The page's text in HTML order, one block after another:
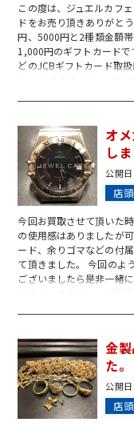
この度は、ジュエルカフ
ドをお売り頂きありがと
円、5000円と2種類金額
1,000円のギフトカード
どのJCBギフトカード取
す。 さまざまなシーン
としても選ばれやすいの
じめ、全国百貨店共通商品
券、JTB・日本旅行・近
書カードなどのお買取も
お問合せだけでのご来店
ち致しております。
オ
しま
公開日
店
今回お買取させて頂いた
の使用感はありましたが
ード、余りゴマなどの付
て頂きました。 今回のよ
ございましたら是非一緒
います。 もちろん、付
にも、シーマスター、ス
ご査定だけのご来店も大
ます。
金
た。
公開日
店